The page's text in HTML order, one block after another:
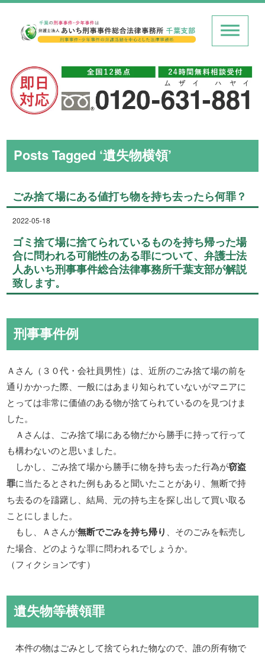
Posts Tagged ‘遺失物横領’
ごみ捨て場にある値打ち物を持ち去ったら何罪？
2022-05-18
ゴミ捨て場に捨てられているものを持ち帰った場
合に問われる可能性のある罪について、弁護士法
人あいち刑事事件総合法律事務所千葉支部が解説
致します。
刑事事件例
Ａさん（３０代・会社員男性）は、近所のごみ捨て場の前を
通りかかった際、一般にはあまり知られていないがマニアに
とっては非常に価値のある物が捨てられているのを見つけま
した。
Ａさんは、ごみ捨て場にある物だから勝手に持って行って
も構わないのと思いました。
しかし、ごみ捨て場から勝手に物を持ち去った行為が窃盗
罪に当たるとされた例もあると聞いたことがあり、無断で持
ち去るのを躊躇し、結局、元の持ち主を探し出して買い取る
ことにしました。
もし、Ａさんが無断でごみを持ち帰り
、そのごみを転売し
た場合、どのような罪に問われるでしょうか。
（フィクションです）
遺失物等横領罪
本件の物はごみとして捨てられた物なので、誰の所有物で